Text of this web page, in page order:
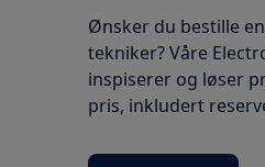
Ønsker du bestille
tekniker? Våre
inspiserer og løser
pris, inkludert